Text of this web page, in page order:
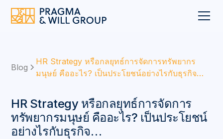
Blog
HR Strategy หรือกลยุทธ์การจัดการทรัพยากร
มนุษย์ คืออะไร? เป็นประโยชน์อย่างไรกับธุรกิจ…
HR Strategy หรือกลยุทธ์การจัดการ
ทรัพยากรมนุษย์ คืออะไร? เป็นประโยชน์
อย่างไรกับธุรกิจ…